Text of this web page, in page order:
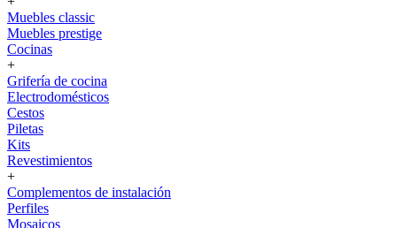
Muebles classic
Muebles prestige
Cocinas
+
Grifería de cocina
Electrodomésticos
Cestos
Piletas
Kits
Revestimientos
+
Complementos de instalación
Perfiles
Mosaicos